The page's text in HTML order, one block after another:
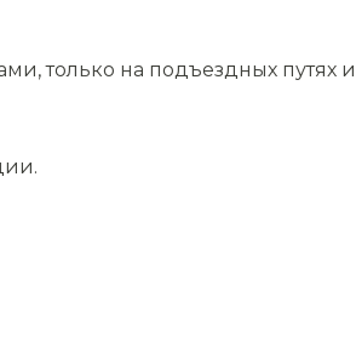
только на подъездных путях